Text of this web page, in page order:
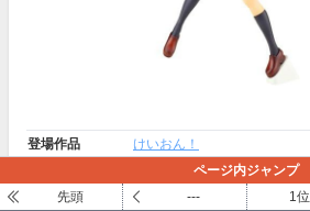
登場作品
けいおん！
誕生日
1月15日
ページ内ジャンプ
先頭
--- 1位